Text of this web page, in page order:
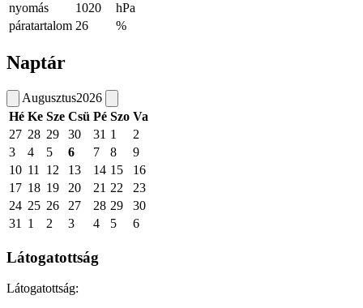
nyomás
1020
hPa
páratartalom 26 %
Naptár
Augusztus2026
Hé Ke Sze Csü Pé Szo Va
27 28 29 30 31 1
2
3
4 5 6 7 8
9
10 11 12 13 14 15
16
17 18 19 20 21 22
23
24 25 26 27 28 29
30
31
1 2 3 4 5 6
Látogatottság
Látogatottság: